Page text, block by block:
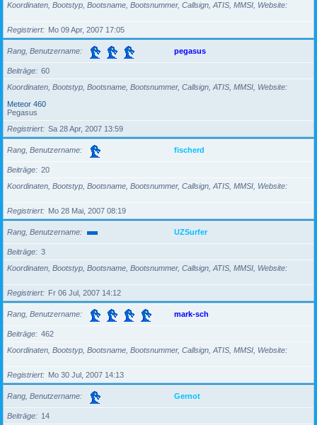
Koordinaten, Bootstyp, Bootsname, Bootsnummer, Callsign, ATIS, MMSI, Website
Registriert Mo 09 Apr, 2007 17:05
Rang, Benutzername pegasus
Beiträge
60
Koordinaten, Bootstyp, Bootsname, Bootsnummer, Callsign, ATIS, MMSI, Website
Meteor 460
Pegasus
Registriert
Sa 28 Apr, 2007 13:59
Rang, Benutzername fischerd
Beiträge
20
Koordinaten, Bootstyp, Bootsname, Bootsnummer, Callsign, ATIS, MMSI, Website
Registriert Mo 28 Mai, 2007 08:19
Rang, Benutzername UZSurfer
Beiträge
3
Koordinaten, Bootstyp, Bootsname, Bootsnummer, Callsign, ATIS, MMSI, Website
Registriert Fr 06 Jul, 2007 14:12
Rang, Benutzername mark-sch
Beiträge
462
Koordinaten, Bootstyp, Bootsname, Bootsnummer, Callsign, ATIS, MMSI, Website
Registriert Mo 30 Jul, 2007 14:13
Rang, Benutzername Gernot
Beiträge
14